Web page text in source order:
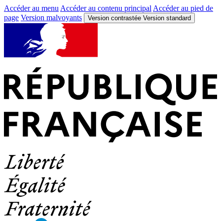
Accéder au menu Accéder au contenu principal Accéder au pied de
page Version malvoyants Version contrastée Version standard